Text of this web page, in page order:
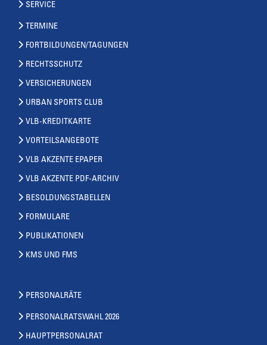
SERVICE
TERMINE
FORTBILDUNGEN/TAGUNGEN
RECHTSSCHUTZ
VERSICHERUNGEN
URBAN SPORTS CLUB
VLB-KREDITKARTE
VORTEILSANGEBOTE
VLB AKZENTE EPAPER
VLB AKZENTE PDF-ARCHIV
BESOLDUNGSTABELLEN
FORMULARE
PUBLIKATIONEN
KMS UND FMS
PERSONALRÄTE
PERSONALRATSWAHL 2026
HAUPTPERSONALRAT